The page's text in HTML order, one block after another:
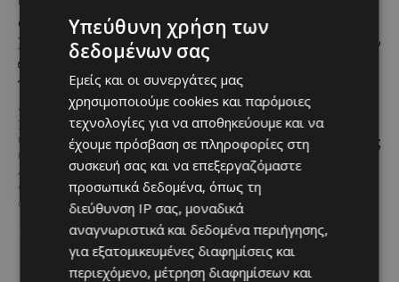
Ο Λευκαρίτικος τταβάς:
Η αυθεντική κυπριακή
συνταγή που περνά από
γενιά σε γενιά
Ανάμεσα στα πιο
χαρακτηριστικά φαγητά της
κυπριακής παραδοσιακής
κουζίνας ξεχωρίζει ο
Λευκαρίτικος τταβάς, ένα
φαγητό που συνδέεται
άρρηκτα...
Εμβληματική
Τουριστική Έκταση στην
Παραλιακή Ζώνη
Αλαμινού με
Αδειοδοτημένη
Ξενοδοχειακή Ανάπτυξη
και Πανοραμική Θέα της
Θάλασσας
Μια εξαιρετικά σπάνια
επενδυτική ευκαιρία
παρουσιάζεται στην παραλιακή
περιοχή του Αλαμινού, στην
επαρχία Λάρνακας. Πρόκειται
για τρία συνεχόμενα...
Υπεύθυνη χρήση των
δεδομένων σας
Εμείς και οι συνεργάτες μας
χρησιμοποιούμε cookies και παρόμοιες
τεχνολογίες για να αποθηκεύουμε και να
έχουμε πρόσβαση σε πληροφορίες στη
συσκευή σας και να επεξεργαζόμαστε
προσωπικά δεδομένα, όπως τη
διεύθυνση IP σας, μοναδικά
αναγνωριστικά και δεδομένα περιήγησης,
για εξατομικευμένες διαφημίσεις και
περιεχόμενο, μέτρηση διαφημίσεων και